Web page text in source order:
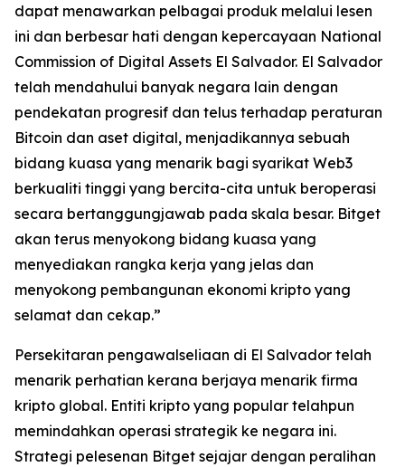
dapat menawarkan pelbagai produk melalui lesen
ini dan berbesar hati dengan kepercayaan National
Commission of Digital Assets El Salvador. El Salvador
telah mendahului banyak negara lain dengan
pendekatan progresif dan telus terhadap peraturan
Bitcoin dan aset digital, menjadikannya sebuah
bidang kuasa yang menarik bagi syarikat Web3
berkualiti tinggi yang bercita-cita untuk beroperasi
secara bertanggungjawab pada skala besar. Bitget
akan terus menyokong bidang kuasa yang
menyediakan rangka kerja yang jelas dan
menyokong pembangunan ekonomi kripto yang
selamat dan cekap.”
Persekitaran pengawalseliaan di El Salvador telah
menarik perhatian kerana berjaya menarik firma
kripto global. Entiti kripto yang popular telahpun
memindahkan operasi strategik ke negara ini.
Strategi pelesenan Bitget sejajar dengan peralihan